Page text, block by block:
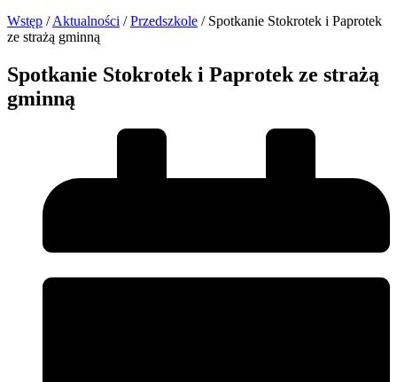
Wstęp / Aktualności / Przedszkole / Spotkanie Stokrotek i Paprotek
ze strażą gminną
Spotkanie Stokrotek i Paprotek ze strażą
gminną